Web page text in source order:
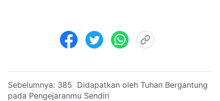
Sebelumnya: 385 Didapatkan oleh Tuhan Bergantung
pada Pengejaranmu Sendiri